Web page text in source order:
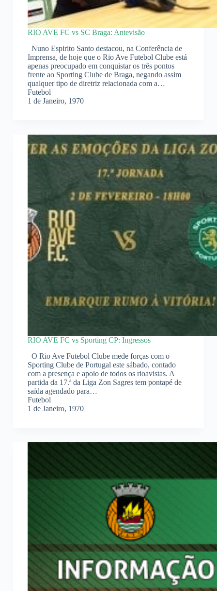
RIO AVE FC vs SC Braga: Antevisão
Nuno Espirito Santo destacou, na Conferência de
Imprensa, de hoje que o Rio Ave Futebol Clube está
apenas preocupado em conquistar os três pontos
frente ao Sporting Clube de Braga, negando assim
qualquer tipo de diretriz relacionada com a…
Futebol
1 de Janeiro, 1970
RIO AVE FC vs Sporting CP: Ingressos
O Rio Ave Futebol Clube mede forças com o
Sporting Clube de Portugal este sábado, contado
com a presença e apoio de todos os rioavistas. A
partida da 17.ª da Liga Zon Sagres tem pontapé de
saída agendado para…
Futebol
1 de Janeiro, 1970